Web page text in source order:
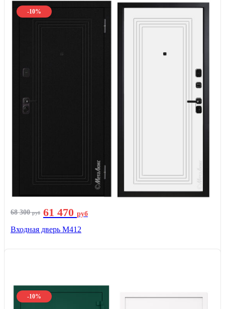
-10%
68 300руб 61 470 руб
Входная дверь М412
-10%